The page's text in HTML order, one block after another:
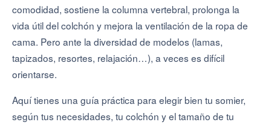
comodidad, sostiene la columna vertebral, prolonga la
vida útil del colchón y mejora la ventilación de la ropa de
cama. Pero ante la diversidad de modelos (lamas,
tapizados, resortes, relajación…), a veces es difícil
orientarse.
Aquí tienes una guía práctica para elegir bien tu somier,
según tus necesidades, tu colchón y el tamaño de tu